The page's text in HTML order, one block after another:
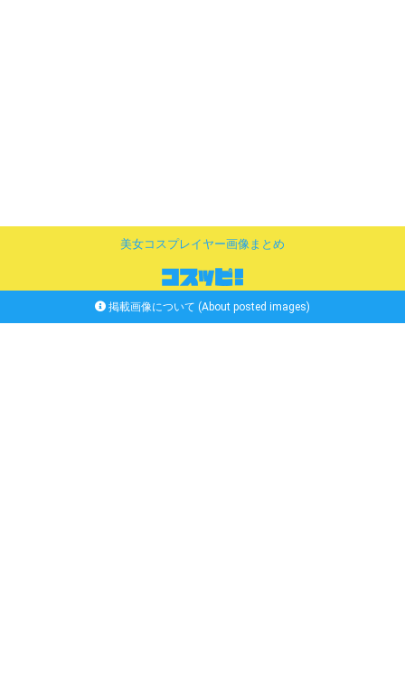
美女コスプレイヤー画像まとめ
掲載画像について (About posted images)